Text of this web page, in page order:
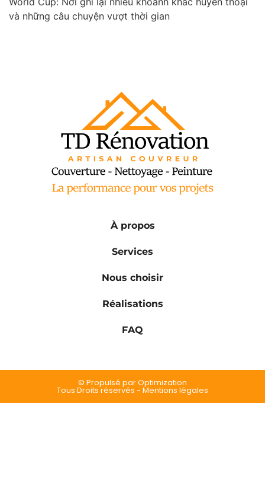
và những câu chuyện vượt thời gian
À propos
Services
Nous choisir
Réalisations
FAQ
© Propulsé par Optimization
Tous Droits réservés - Mentions légales